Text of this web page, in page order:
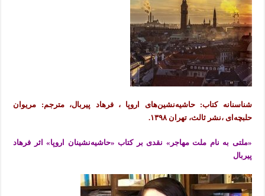
شناسنانه کتاب:حاشیه‌نشین‌های اروپا ، فرهاد پیربال، مترجم: مریوان
حلبچه‌ای ،نشر ثالث، تهران۱۳۹۸.
«ملتی به نام ملت مهاجر» نقدی بر کتاب «حاشیه‌نشینان اروپا» اثر فرهاد
پیربال